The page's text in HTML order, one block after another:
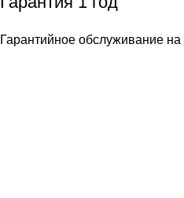
Гарантийное обслуживание